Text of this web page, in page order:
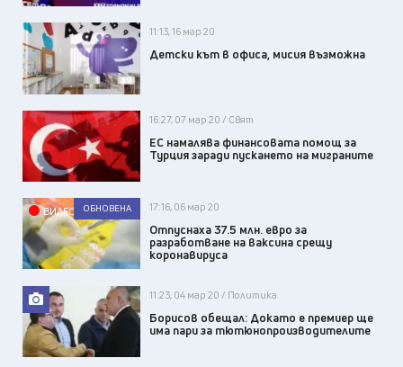
11:13, 16 мар 20
Детски кът в офиса, мисия възможна
16:27, 07 мар 20 / Свят
ЕС намалява финансовата помощ за
Турция заради пускането на миграните
ВИДЕО ОБНОВЕНА 17:16, 06 мар 20
Отпуснаха 37.5 млн. евро за
разработване на ваксина срещу
коронавируса
11:23, 04 мар 20 / Политика
Борисов обещал: Докато е премиер ще
има пари за тютюнопроизводителите